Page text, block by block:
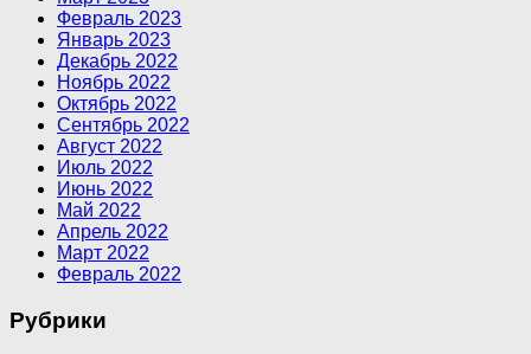
Февраль 2023
Январь 2023
Декабрь 2022
Ноябрь 2022
Октябрь 2022
Сентябрь 2022
Август 2022
Июль 2022
Июнь 2022
Май 2022
Апрель 2022
Март 2022
Февраль 2022
Рубрики